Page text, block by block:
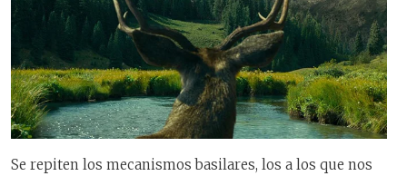
Se repiten los mecanismos basilares, los a los que nos